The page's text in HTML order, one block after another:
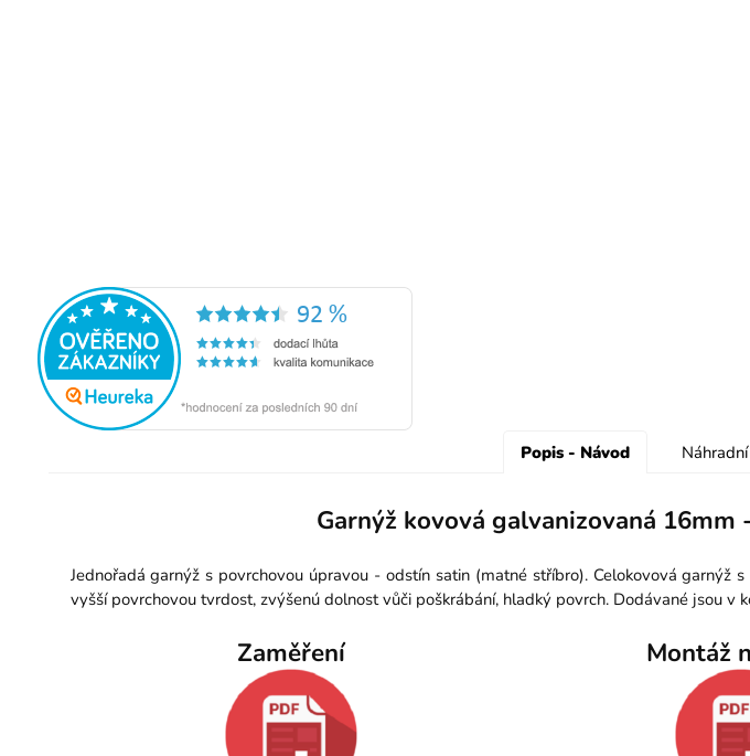
Popis - Návod
Garnýž kovová galvanizovaná
Jednořadá garnýž s povrchovou úpravou - odstín satin (matné stříbro). Celokovová
vyšší povrchovou tvrdost, zvýšenú dolnost vůči poškrábání, hladký povrch. Dodávané jsou v
Zaměření Montáž